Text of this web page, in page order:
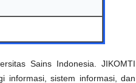
Sains Indonesia. JIKOMTI
informasi, sistem informasi, dan